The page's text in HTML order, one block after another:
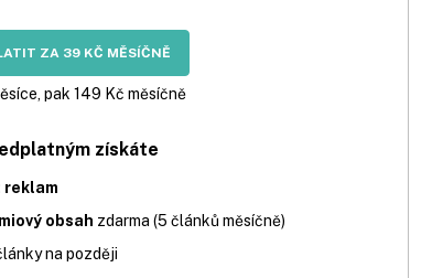
ZA 39 KČ MĚSÍČNĚ
pak 149 Kč měsíčně
získáte
reklam
obsah zdarma (5 článků měsíčně)
na později